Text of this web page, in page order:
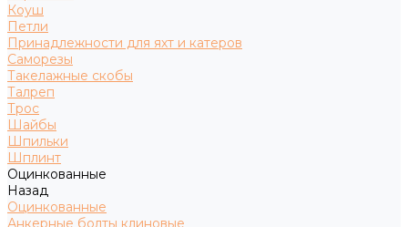
Коуш
Петли
Принадлежности для яхт и катеров
Саморезы
Такелажные скобы
Талреп
Трос
Шайбы
Шпильки
Шплинт
Оцинкованные
Назад
Оцинкованные
Анкерные болты клиновые